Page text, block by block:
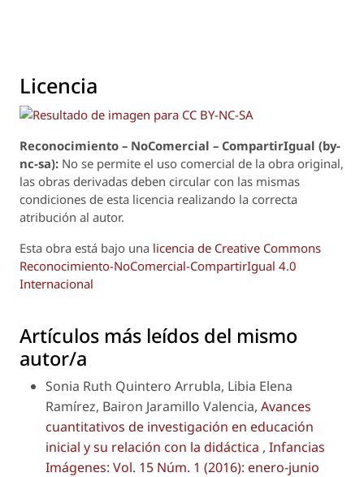
Licencia
Reconocimiento – NoComercial – CompartirIgual (by-
nc-sa): No se permite el uso comercial de la obra original,
las obras derivadas deben circular con las mismas
condiciones de esta licencia realizando la correcta
atribución al autor.
Esta obra está bajo una licencia de Creative Commons
Reconocimiento-NoComercial-CompartirIgual 4.0
Internacional
Artículos más leídos del mismo
autor/a
Sonia Ruth Quintero Arrubla, Libia Elena
Ramírez, Bairon Jaramillo Valencia, Avances
cuantitativos de investigación en educación
inicial y su relación con la didáctica , Infancias
Imágenes: Vol. 15 Núm. 1 (2016): enero-junio